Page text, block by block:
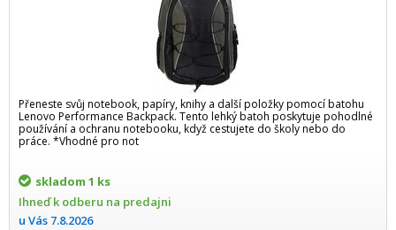
Přeneste svůj notebook, papíry, knihy a další položky pomocí batohu
Lenovo Performance Backpack. Tento lehký batoh poskytuje pohodlné
používání a ochranu notebooku, když cestujete do školy nebo do
práce. *Vhodné pro not
skladom 1 ks
Ihneď k odberu na predajni
u Vás 7.8.2026